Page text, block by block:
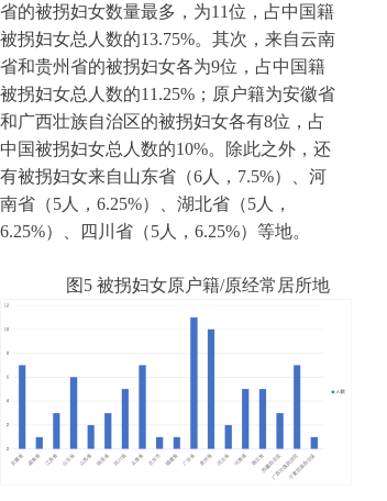
省的被拐妇女数量最多，为11位，占中国籍
被拐妇女总人数的13.75%。其次，来自云南
省和贵州省的被拐妇女各为9位，占中国籍
被拐妇女总人数的11.25%；原户籍为安徽省
和广西壮族自治区的被拐妇女各有8位，占
中国被拐妇女总人数的10%。除此之外，还
有被拐妇女来自山东省（6 人，7.5%）、河
南省（5 人，6.25%）、湖北省（5人，
6.25%）、四川省（5人，6.25%）等地。
图 5 被拐妇女原户籍/原经常居所地